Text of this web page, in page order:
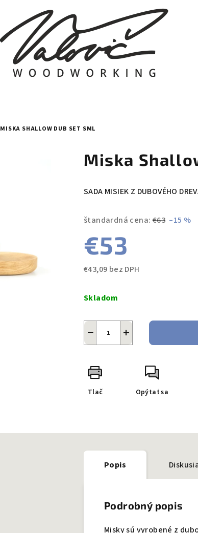
MISKA SHALLOW DUB SET SML
Miska
SADA MISIEK Z DUBOVÉHO
štandardná cena: €63 –15 %
€53
€43,09 bez DPH
cena:
Skladom
+
−
Tlač Opýtať sa
Popis
Podrobný popis
Misky sú vyrobené z